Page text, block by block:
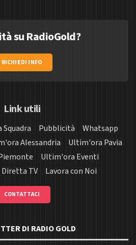
su RadioGold?
RICHIEDI INFO
Link utili
Squadra Pubblicità
Whatsapp
Alessandria
Ultim'ora Pavia
Ultim'ora Eventi
Diretta TV Lavora con Noi
CONTATTACI
DI RADIO GOLD